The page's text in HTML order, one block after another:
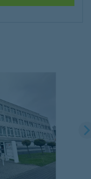
Service
eines
einzubetten.
zu Ihren
Sie die